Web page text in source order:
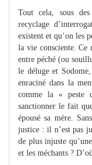
Tout cela, sous
recyclage
existent et qu’on les
la vie consciente. Ce
entre péché (ou
le déluge et
enraciné dans la
comme la « peste
sanctionner le fait
épousé sa mère.
justice : il n’est pas
de plus injuste
et les méchants ?